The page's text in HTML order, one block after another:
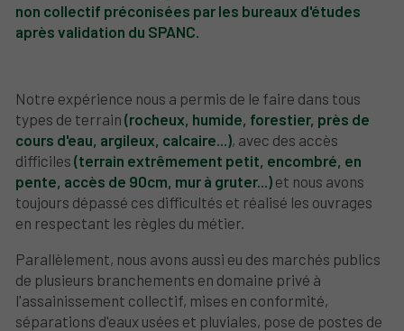
non collectif préconisées par les bureaux d'études
après validation du SPANC.
Notre expérience nous a permis de le faire dans tous
types de terrain (rocheux, humide, forestier, près de
cours d'eau, argileux, calcaire...), avec des accès
difficiles (terrain extrêmement petit, encombré, en
pente, accès de 90cm, mur à gruter...) et nous avons
toujours dépassé ces difficultés et réalisé les ouvrages
en respectant les règles du métier.
Parallèlement, nous avons aussi eu des marchés publics
de plusieurs branchements en domaine privé à
l'assainissement collectif, mises en conformité,
séparations d'eaux usées et pluviales, pose de postes de